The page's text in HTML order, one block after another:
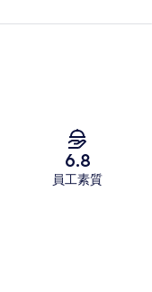
6.8
員工素質